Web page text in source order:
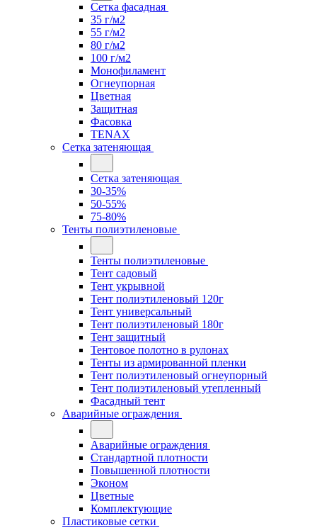
Сетка фасадная
35 г/м2
55 г/м2
80 г/м2
100 г/м2
Монофиламент
Огнеупорная
Цветная
Защитная
Фасовка
TENAX
Сетка затеняющая
Сетка затеняющая
30-35%
50-55%
75-80%
Тенты полиэтиленовые
Тенты полиэтиленовые
Тент садовый
Тент укрывной
Тент полиэтиленовый 120г
Тент универсальный
Тент полиэтиленовый 180г
Тент защитный
Тентовое полотно в рулонах
Тенты из армированной пленки
Тент полиэтиленовый огнеупорный
Тент полиэтиленовый утепленный
Фасадный тент
Аварийные ограждения
Аварийные ограждения
Стандартной плотности
Повышенной плотности
Эконом
Цветные
Комплектующие
Пластиковые сетки